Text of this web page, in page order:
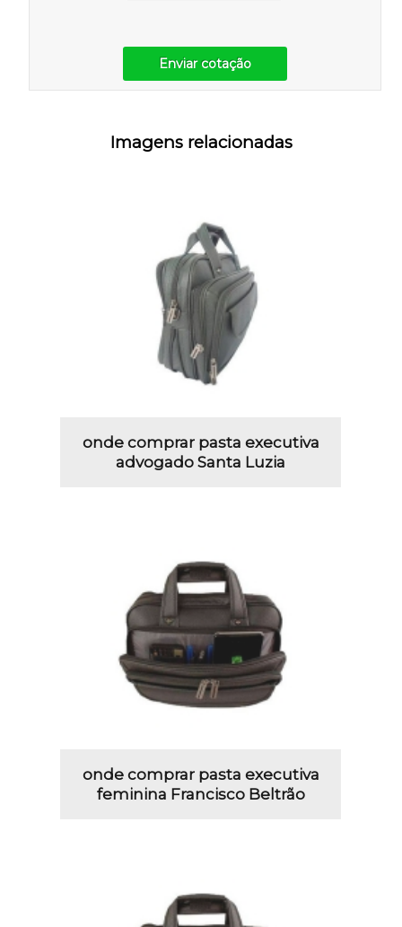
Enviar cotação
Imagens relacionadas
onde comprar pasta executiva
advogado Santa Luzia
onde comprar pasta executiva
feminina Francisco Beltrão